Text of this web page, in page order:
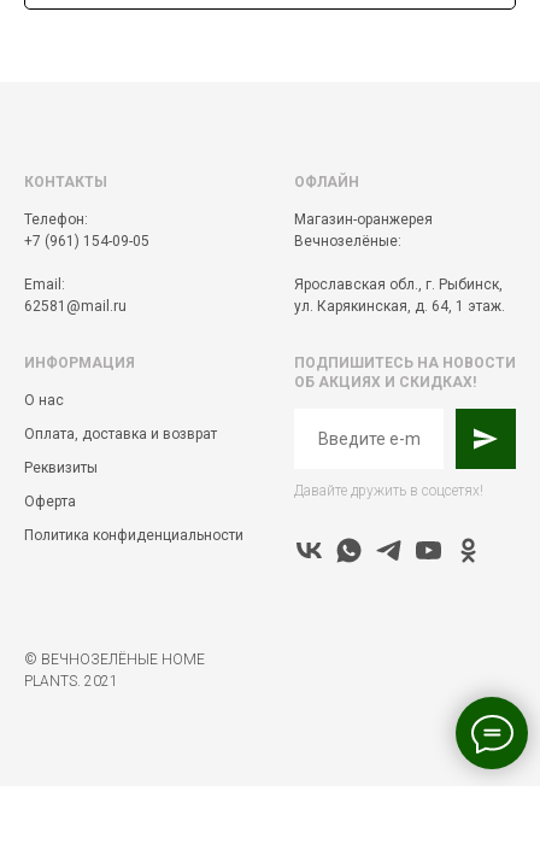
КОНТАКТЫ
Телефон:
+7 (961) 154-09-05
Email:
62581@mail.ru
ОФЛАЙН
Магазин-оранжерея
Вечнозелёные:
Ярославская обл., г. Рыбинск,
ул. Карякинская, д. 64, 1 этаж.
ИНФОРМАЦИЯ
О нас
Оплата, доставка и возврат
Реквизиты
Оферта
Политика конфиденциальности
ПОДПИШИТЕСЬ НА НОВОСТИ
ОБ АКЦИЯХ И СКИДКАХ!
Давайте дружить в соцсетях!
© ВЕЧНОЗЕЛЁНЫЕ HOME
PLANTS. 2021